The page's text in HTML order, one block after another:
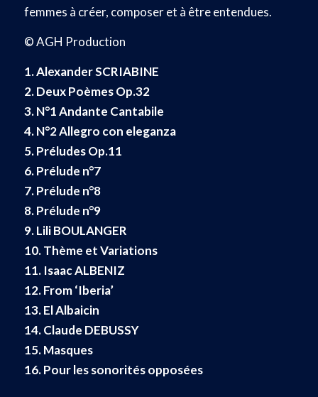
femmes à créer, composer et à être entendues.
© AGH Production
1. Alexander SCRIABINE
2. Deux Poèmes Op.32
3. N°1 Andante Cantabile
4. N°2 Allegro con eleganza
5. Préludes Op.11
6. Prélude n°7
7. Prélude n°8
8. Prélude n°9
9. Lili BOULANGER
10. Thème et Variations
11. Isaac ALBENIZ
12. From ‘Iberia’
13. El Albaicin
14. Claude DEBUSSY
15. Masques
16. Pour les sonorités opposées